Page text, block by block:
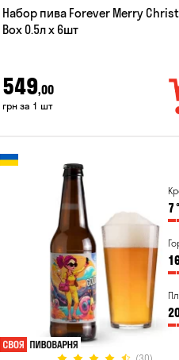
Набор пива Forever Merry
Box 0.5л x 6шт
549,00
грн за 1 шт
7°